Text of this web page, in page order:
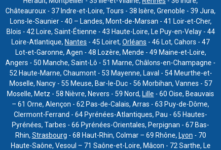
Châteauroux - 37 Indre-et-Loire, Tours - 38 Isère, Grenoble - 39 Jura,
Lons-le-Saunier - 40 – Landes, Mont-de-Marsan - 41 Loir-et-Cher,
Blois - 42 Loire, Saint-Étienne - 43 Haute-Loire, Le Puy-en-Velay - 44
Loire-Atlantique, Nantes - 45 Loiret, Orléans - 46 Lot, Cahors - 47
Lot-et-Garonne, Agen - 48 Lozère, Mende - 49 Maine-et-Loire,
Angers - 50 Manche, Saint-Lô - 51 Marne, Châlons-en-Champagne -
52 Haute-Marne, Chaumont - 53 Mayenne, Laval - 54 Meurthe-et-
Moselle, Nancy - 55 Meuse, Bar-le-Duc - 56 Morbihan, Vannes - 57
Moselle, Metz - 58 Nièvre, Nevers - 59 Nord, Lille - 60 Oise, Beauvais
– 61 Orne, Alençon - 62 Pas-de-Calais, Arras - 63 Puy-de-Dôme,
Clermont-Ferrand - 64 Pyrénées-Atlantiques, Pau - 65 Hautes-
Pyrénées, Tarbes - 66 Pyrénées-Orientales, Perpignan - 67 Bas-
Rhin, Strasbourg - 68 Haut-Rhin, Colmar – 69 Rhône, Lyon - 70
Haute-Saône, Vesoul – 71 Saône-et-Loire, Mâcon - 72 Sarthe, Le